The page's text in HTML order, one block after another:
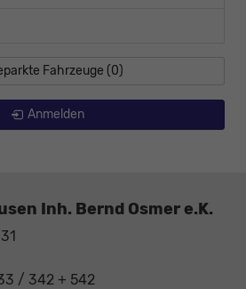
Fahrzeuge (0)
Anmelden
Inh. Bernd Osmer e.K.
/ 342 + 542